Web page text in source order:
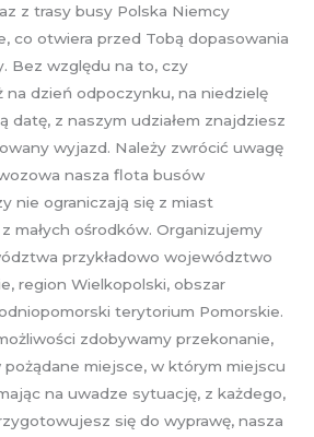
z trasy busy Polska Niemcy
co otwiera przed Tobą dopasowania
Bez względu na to, czy
na dzień odpoczynku, na niedzielę
datę, z naszym udziałem znajdziesz
wyjazd. Należy zwrócić uwagę
nasza flota busów
nie ograniczają się z miast
małych ośrodków. Organizujemy
przykładowo województwo
region Wielkopolski, obszar
terytorium Pomorskie.
zdobywamy przekonanie,
pożądane miejsce, w którym miejscu
na uwadze sytuację, z każdego,
się do wyprawę, nasza